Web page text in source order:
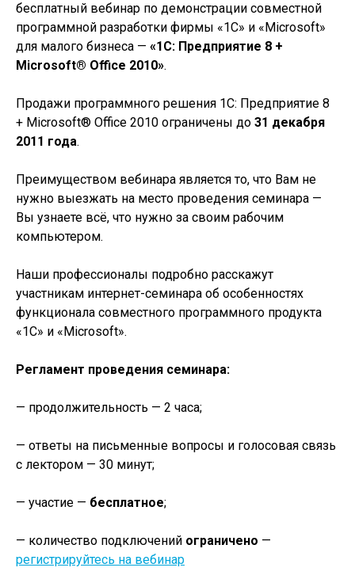
бесплатный вебинар по демонстрации совместной
программной разработки фирмы «1С» и «Microsoft»
для малого бизнеса — «1С: Предприятие 8 +
Microsoft® Office 2010».
Продажи программного решения 1С: Предприятие 8
+ Microsoft® Office 2010 ограничены до 31 декабря
2011 года.
Преимуществом вебинара является то, что Вам не
нужно выезжать на место проведения семинара —
Вы узнаете всё, что нужно за своим рабочим
компьютером.
Наши профессионалы подробно расскажут
участникам интернет-семинара об особенностях
функционала совместного программного продукта
«1С» и «Microsoft».
Регламент проведения семинара:
— продолжительность — 2 часа;
— ответы на письменные вопросы и голосовая связь
с лектором — 30 минут;
— участие — бесплатное;
— количество подключений ограничено —
регистрируйтесь на вебинар